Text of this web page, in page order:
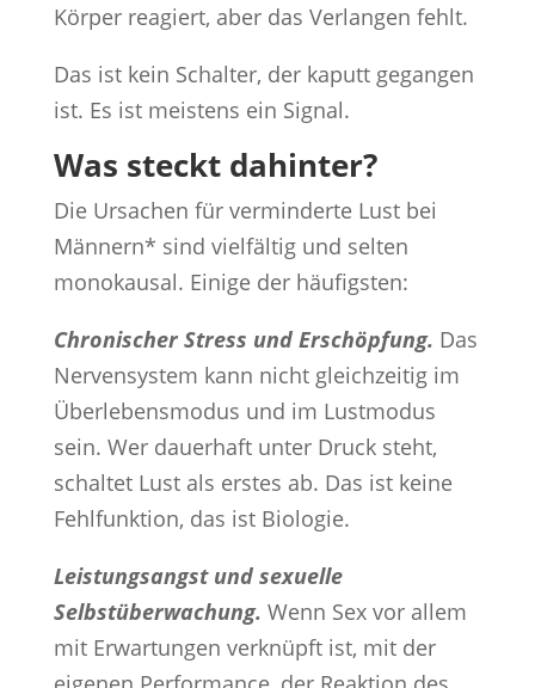
Körper reagiert, aber das Verlangen fehlt.
Das ist kein Schalter, der kaputt gegangen
ist. Es ist meistens ein Signal.
Was steckt dahinter?
Die Ursachen für verminderte Lust bei
Männern* sind vielfältig und selten
monokausal. Einige der häufigsten:
Chronischer Stress und Erschöpfung. Das
Nervensystem kann nicht gleichzeitig im
Überlebensmodus und im Lustmodus
sein. Wer dauerhaft unter Druck steht,
schaltet Lust als erstes ab. Das ist keine
Fehlfunktion, das ist Biologie.
Leistungsangst und sexuelle
Selbstüberwachung. Wenn Sex vor allem
mit Erwartungen verknüpft ist, mit der